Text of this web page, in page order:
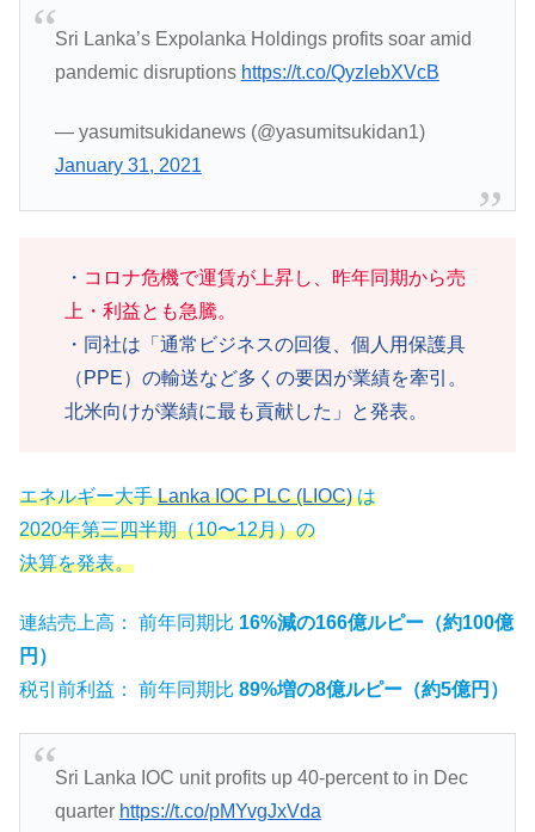
Sri Lanka’s Expolanka Holdings profits soar amid
pandemic disruptions https://t.co/QyzlebXVcB
— yasumitsukidanews (@yasumitsukidan1)
January 31, 2021
・ コロナ危機で運賃が上昇し、昨年同期から売
上・利益とも急騰。
・同社は「通常ビジネスの回復、個人用保護具
（PPE）の輸送など多くの要因が業績を牽引。
北米向けが業績に最も貢献した」と発表。
エネルギー大手Lanka IOC PLC (LIOC)は
2020年第三四半期（10〜12月）の
決算を発表。
連結売上高： 前年同期比 16%減の166億ルピー（約100億
円）
税引前利益： 前年同期比 89%増の8億ルピー（約5億円）
Sri Lanka IOC unit profits up 40-percent to in Dec
quarter https://t.co/pMYvgJxVda